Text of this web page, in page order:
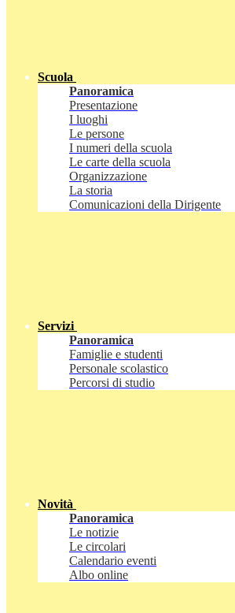
Scuola
Panoramica
Presentazione
I luoghi
Le persone
I numeri della scuola
Le carte della scuola
Organizzazione
La storia
Comunicazioni della Dirigente
Servizi
Panoramica
Famiglie e studenti
Personale scolastico
Percorsi di studio
Novità
Panoramica
Le notizie
Le circolari
Calendario eventi
Albo online